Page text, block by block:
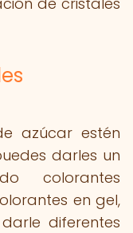
azúcar estén
darles un
colorantes
en gel,
diferentes